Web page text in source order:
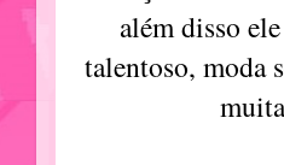
além disso
talentoso, moda